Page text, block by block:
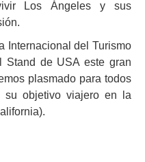
Los Ángeles y sus
Internacional del Turismo
Stand de USA este gran
plasmado para todos
su objetivo viajero en la